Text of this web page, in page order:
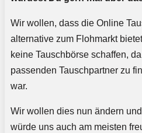
Wir wollen, dass die Online
alternative zum Flohmarkt
keine Tauschbörse schaffen,
passenden Tauschpartner zu
war.
Wir wollen dies nun ändern
würde uns auch am meisten